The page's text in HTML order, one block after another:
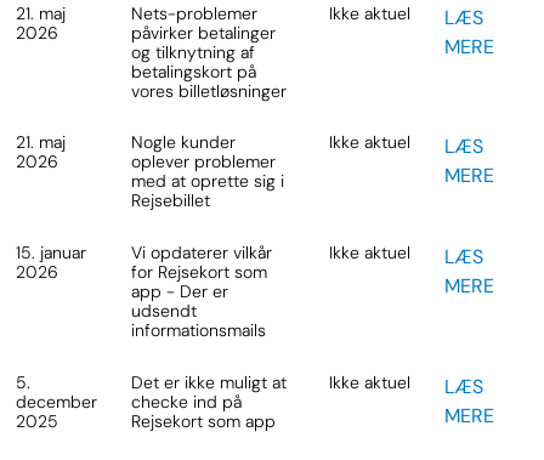
21. maj
2026
Nets-problemer
påvirker betalinger
og tilknytning af
betalingskort på
vores billetløsninger
Ikke aktuel
LÆS
MERE
21. maj
2026
Nogle kunder
oplever problemer
med at oprette sig i
Rejsebillet
Ikke aktuel
LÆS
MERE
15. januar
2026
Vi opdaterer vilkår
for Rejsekort som
app - Der er
udsendt
informationsmails
Ikke aktuel
LÆS
MERE
5.
december
2025
Det er ikke muligt at
checke ind på
Rejsekort som app
Ikke aktuel
LÆS
MERE